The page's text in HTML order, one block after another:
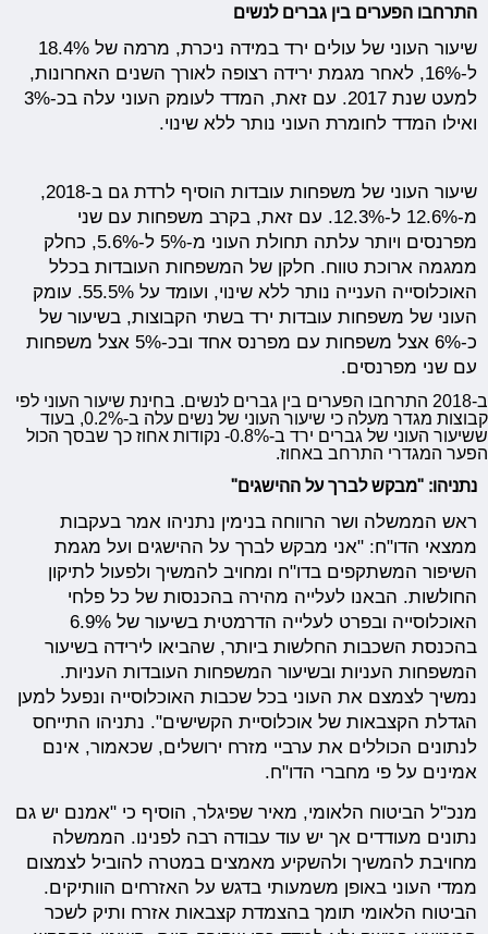
התרחבו הפערים בין גברים לנשים
שיעור העוני של עולים ירד במידה ניכרת, מרמה של 18.4%
ל-16%, לאחר מגמת ירידה רצופה לאורך השנים האחרונות,
למעט שנת 2017. עם זאת, המדד לעומק העוני עלה בכ-3%
ואילו המדד לחומרת העוני נותר ללא שינוי.
שיעור העוני של משפחות עובדות הוסיף לרדת גם ב-2018,
מ-12.6% ל-12.3%. עם זאת, בקרב משפחות עם שני
מפרנסים ויותר עלתה תחולת העוני מ-5% ל-5.6%, כחלק
ממגמה ארוכת טווח. חלקן של המשפחות העובדות בכלל
האוכלוסייה הענייה נותר ללא שינוי, ועומד על 55.5%. עומק
העוני של משפחות עובדות ירד בשתי הקבוצות, בשיעור של
כ-6% אצל משפחות עם מפרנס אחד ובכ-5% אצל משפחות
עם שני מפרנסים.
ב-2018 התרחבו הפערים בין גברים לנשים. בחינת שיעור העוני לפי
קבוצות מגדר מעלה כי שיעור העוני של נשים עלה ב-0.2%, בעוד
ששיעור העוני של גברים ירד ב-0.8%- נקודות אחוז כך שבסך הכול
הפער המגדרי התרחב באחוז.
נתניהו: "מבקש לברך על ההישגים"
ראש הממשלה ושר הרווחה בנימין נתניהו אמר בעקבות
ממצאי הדו"ח: "אני מבקש לברך על ההישגים ועל מגמת
השיפור המשתקפים בדו"ח ומחויב להמשיך ולפעול לתיקון
החולשות. הבאנו לעלייה מהירה בהכנסות של כל פלחי
האוכלוסייה ובפרט לעלייה הדרמטית בשיעור של 6.9%
בהכנסת השכבות החלשות ביותר, שהביאו לירידה בשיעור
המשפחות העניות ובשיעור המשפחות העובדות העניות.
נמשיך לצמצם את העוני בכל שכבות האוכלוסייה ונפעל למען
הגדלת הקצבאות של אוכלוסיית הקשישים". נתניהו התייחס
לנתונים הכוללים את ערביי מזרח ירושלים, שכאמור, אינם
אמינים על פי מחברי הדו"ח.
מנכ"ל הביטוח הלאומי, מאיר שפיגלר, הוסיף כי "אמנם יש גם
נתונים מעודדים אך יש עוד עבודה רבה לפנינו. הממשלה
מחויבת להמשיך ולהשקיע מאמצים במטרה להוביל לצמצום
ממדי העוני באופן משמעותי בדגש על האזרחים הוותיקים.
הביטוח הלאומי תומך בהצמדת קצבאות אזרח ותיק לשכר